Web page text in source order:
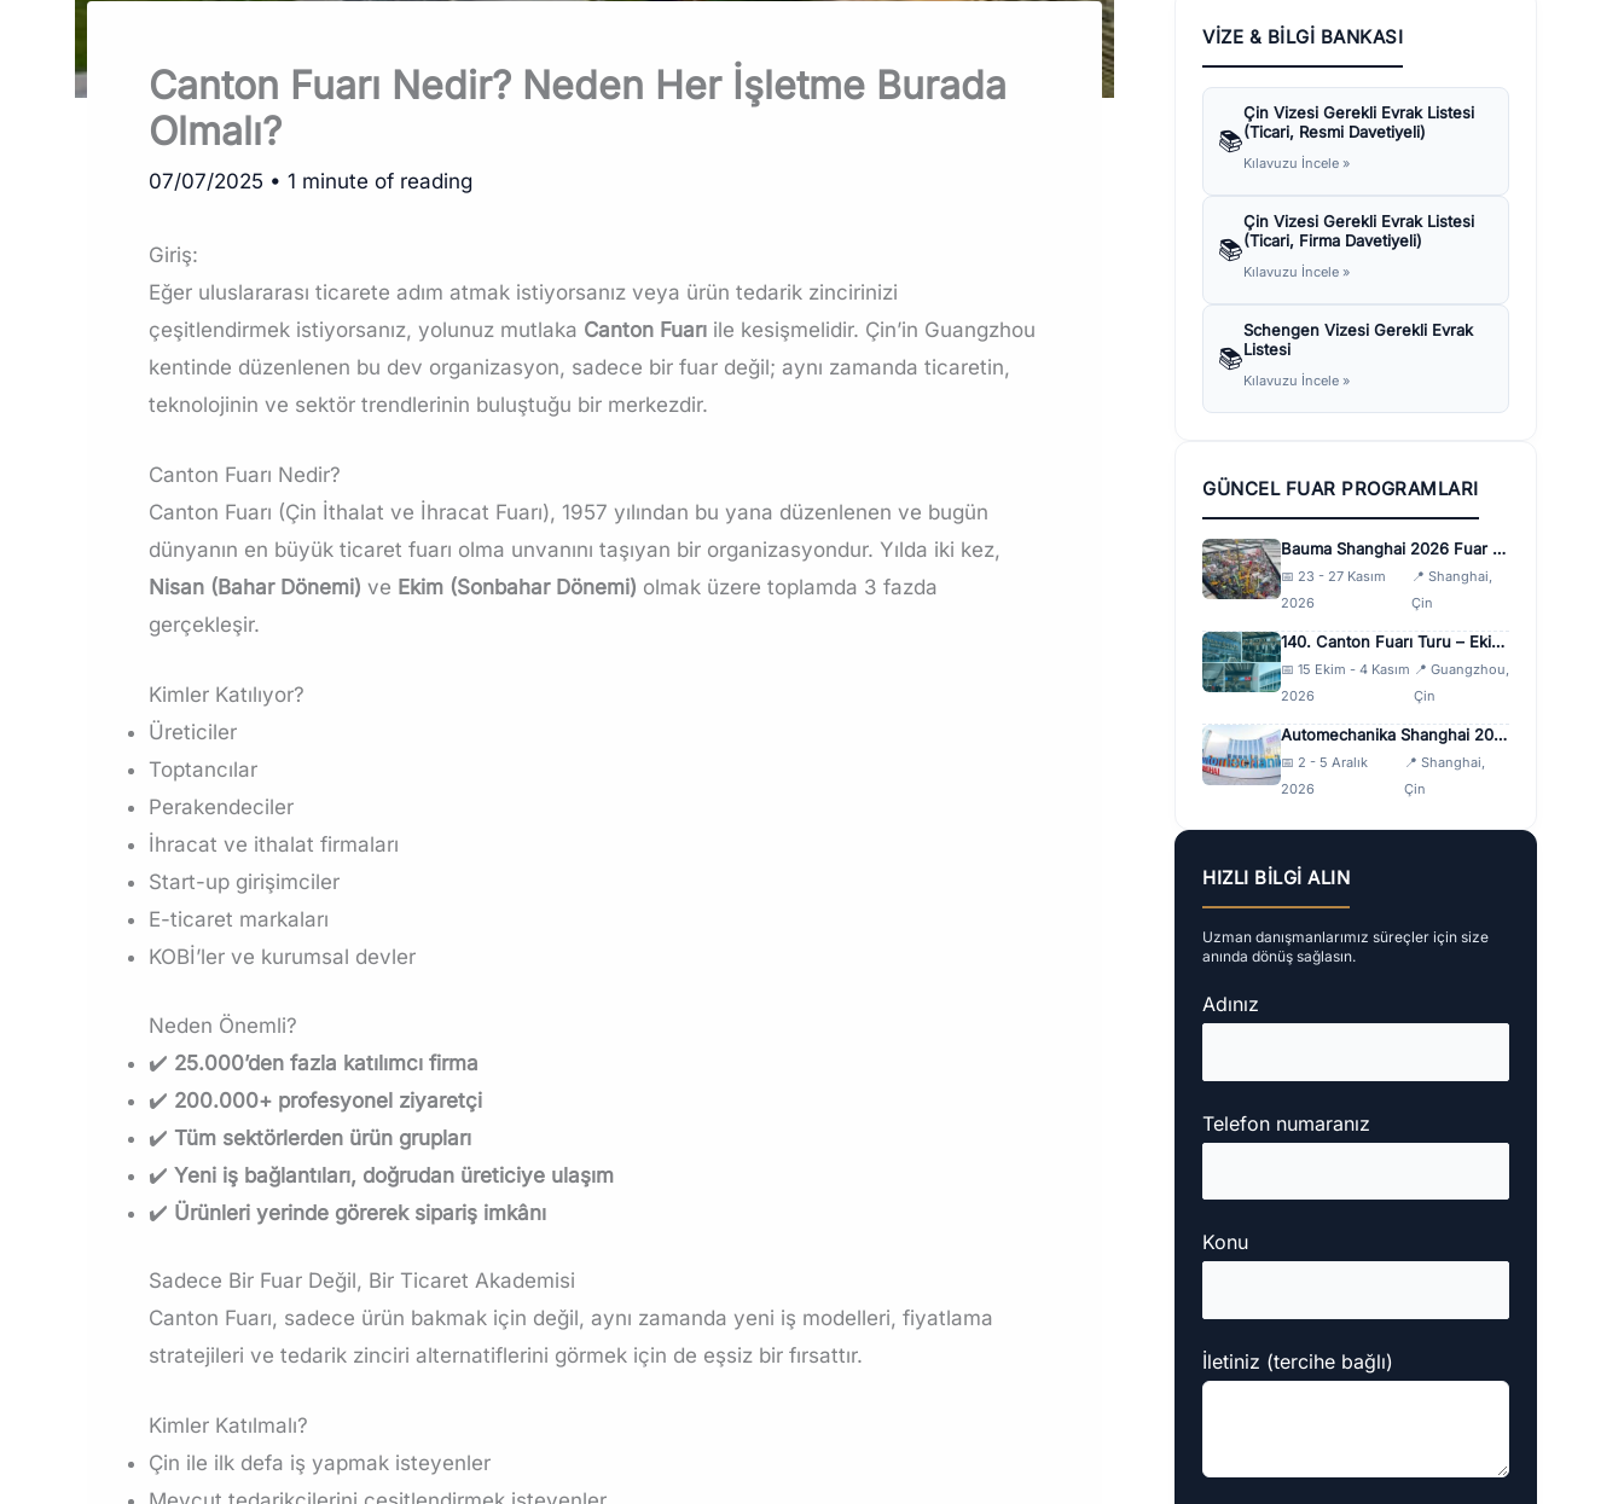
Canton Fuarı Nedir? Neden Her İşletme Burada
Olmalı?
07/07/2025 • 1 minute of reading
Giriş:
Eğer uluslararası ticarete adım atmak istiyorsanız veya ürün tedarik zincirinizi
çeşitlendirmek istiyorsanız, yolunuz mutlaka Canton Fuarı ile kesişmelidir. Çin’in Guangzhou
kentinde düzenlenen bu dev organizasyon, sadece bir fuar değil; aynı zamanda ticaretin,
teknolojinin ve sektör trendlerinin buluştuğu bir merkezdir.
Canton Fuarı Nedir?
Canton Fuarı (Çin İthalat ve İhracat Fuarı), 1957 yılından bu yana düzenlenen ve bugün
dünyanın en büyük ticaret fuarı olma unvanını taşıyan bir organizasyondur. Yılda iki kez,
Nisan (Bahar Dönemi) ve Ekim (Sonbahar Dönemi) olmak üzere toplamda 3 fazda
gerçekleşir.
Kimler Katılıyor?
Üreticiler
Toptancılar
Perakendeciler
İhracat ve ithalat firmaları
Start-up girişimciler
E-ticaret markaları
KOBİ’ler ve kurumsal devler
Neden Önemli?
✔️ 25.000’den fazla katılımcı firma
✔️ 200.000+ profesyonel ziyaretçi
✔️ Tüm sektörlerden ürün grupları
✔️ Yeni iş bağlantıları, doğrudan üreticiye ulaşım
✔️ Ürünleri yerinde görerek sipariş imkânı
Sadece Bir Fuar Değil, Bir Ticaret Akademisi
Canton Fuarı, sadece ürün bakmak için değil, aynı zamanda yeni iş modelleri, fiyatlama
stratejileri ve tedarik zinciri alternatiflerini görmek için de eşsiz bir fırsattır.
Kimler Katılmalı?
Çin ile ilk defa iş yapmak isteyenler
VIZE & BILGI BANKASI
📚
Çin Vizesi Gerekli Evrak Listesi
(Ticari, Resmi Davetiyeli)
Kılavuzu İncele »
📚
Çin Vizesi Gerekli Evrak Listesi
(Ticari, Firma Davetiyeli)
Kılavuzu İncele »
📚
Schengen Vizesi Gerekli Evrak
Listesi
Kılavuzu İncele »
GÜNCEL FUAR PROGRAMLARI
Bauma Shanghai 2026 Fuar Turu
📅 23 - 27 Kasım
2026
📍 Shanghai,
Çin
140. Canton Fuarı Turu – Ekim 2026
📅 15 Ekim - 4 Kasım
2026
📍 Guangzhou,
Çin
Automechanika Shanghai 2026 Fuar Turu
📅 2 - 5 Aralık
2026
📍 Shanghai,
Çin
HIZLI BILGI ALIN
Uzman danışmanlarımız süreçler için size
anında dönüş sağlasın.
Adınız
Telefon numaranız
Konu
İletiniz (tercihe bağlı)